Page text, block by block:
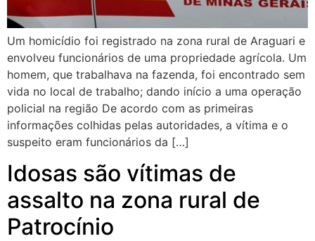
Um homicídio foi registrado na zona rural de Araguari e
envolveu funcionários de uma propriedade agrícola. Um
homem, que trabalhava na fazenda, foi encontrado sem
vida no local de trabalho; dando início a uma operação
policial na região De acordo com as primeiras
informações colhidas pelas autoridades, a vítima e o
suspeito eram funcionários da […]
Idosas são vítimas de
assalto na zona rural de
Patrocínio